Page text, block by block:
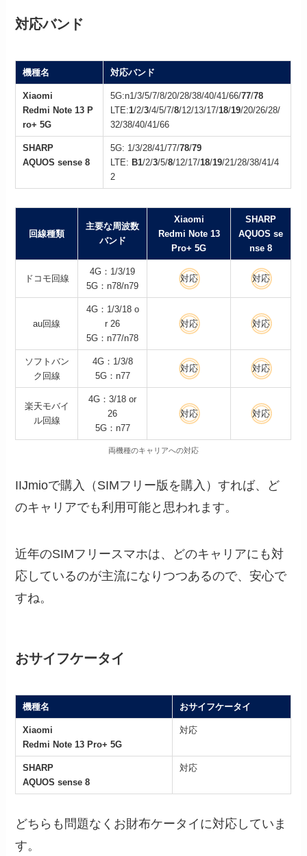
対応バンド
機種名 対応バンド
Xiaomi
Redmi Note 13 P
ro+ 5G
5G:n1/3/5/7/8/20/28/38/40/41/66/77/78
LTE:1/2/3/4/5/7/8/12/13/17/18/19/20/26/28/
32/38/40/41/66
SHARP
AQUOS sense 8
5G: 1/3/28/41/77/78/79
LTE: B1/2/3/5/8/12/17/18/19/21/28/38/41/4
2
回線種類
主要な周波数
バンド
Xiaomi
Redmi Note 13
Pro+ 5G
SHARP
AQUOS se
nse 8
ドコモ回線
4G：1/3/19
5G：n78/n79
対応 対応
au回線
4G：1/3/18 o
r 26
5G：n77/n78
対応 対応
ソフトバン
ク回線
4G：1/3/8
5G：n77
対応 対応
楽天モバイ
ル回線
4G：3/18 or
26
5G：n77
対応 対応
両機種のキャリアへの対応
IIJmioで購入（SIMフリー版を購入）すれば、ど
のキャリアでも利用可能と思われます。
近年のSIMフリースマホは、どのキャリアにも対
応しているのが主流になりつつあるので、安心で
すね。
おサイフケータイ
機種名 おサイフケータイ
Xiaomi
Redmi Note 13 Pro+ 5G
対応
SHARP
AQUOS sense 8
対応
どちらも問題なくお財布ケータイに対応していま
す。